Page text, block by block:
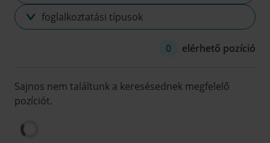
Foglalkoztatási
típus
0 elérhető pozíció
Sajnos nem találtunk a keresésednek megfelelő
pozíciót.